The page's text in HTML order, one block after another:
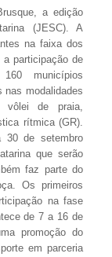
a edição
(JESC). A
na faixa dos
participação de
municípios
nas modalidades
vôlei de praia,
rítmica (GR).
30 de setembro
que serão
faz parte do
Os primeiros
na fase
de 7 a 16 de
promoção do
em parceria